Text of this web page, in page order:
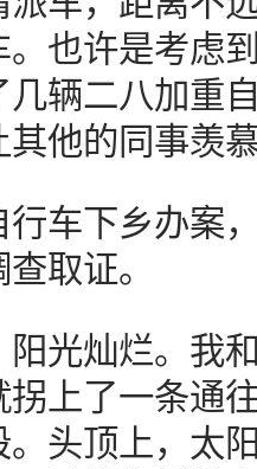
也许是考虑
辆二八加重
他的同事羡
下乡办案，
取证。
灿烂。我和
上了一条通
头顶上，太